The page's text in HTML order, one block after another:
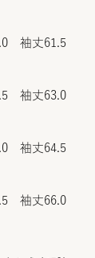
袖丈61.5
袖丈63.0
袖丈64.5
袖丈66.0